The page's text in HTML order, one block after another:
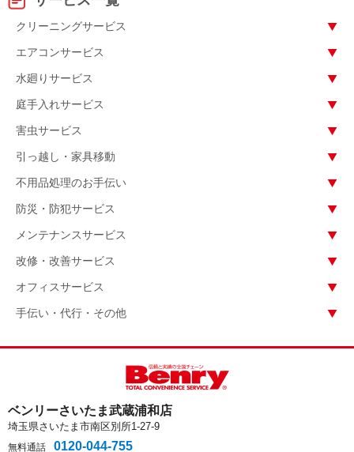
クリーニングサービス
エアコンサービス
水廻りサービス
庭手入れサービス
害虫サービス
引っ越し・家具移動
不用品処理のお手伝い
防災・防犯サービス
メンテナンスサービス
改修・改善サービス
オフィスサービス
手伝い・代行・その他
ベンリーさいたま武蔵浦和店
埼玉県さいたま市南区別所1-27-9
無料通話 0120-044-755